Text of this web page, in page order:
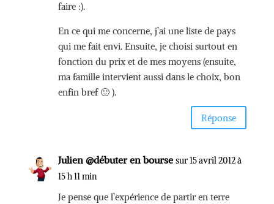
faire :).
En ce qui me concerne, j’ai une liste de pays
qui me fait envi. Ensuite, je choisi surtout en
fonction du prix et de mes moyens (ensuite,
ma famille intervient aussi dans le choix, bon
enfin bref 🙂 ).
Réponse
Julien @débuter en bourse sur 15 avril 2012 à
15 h 11 min
Je pense que l’expérience de partir en terre